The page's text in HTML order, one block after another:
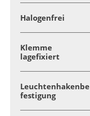
Halogenfrei
Klemme
lagefixiert
Leuchtenhakenbe
festigung